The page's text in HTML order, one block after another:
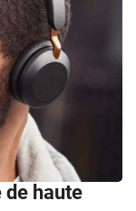
de haute